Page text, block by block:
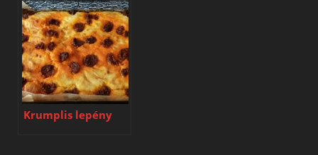
Krumplis lepény